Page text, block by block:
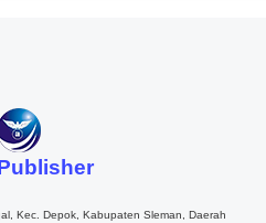
Kec. Depok, Kabupaten Sleman, Daerah